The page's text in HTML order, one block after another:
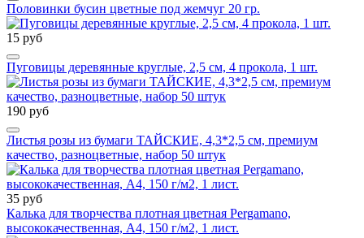
Половинки бусин цветные под жемчуг 20 гр.
15 руб
Пуговицы деревянные круглые, 2,5 см, 4 прокола, 1 шт.
190 руб
Листья розы из бумаги ТАЙСКИЕ, 4,3*2,5 см, премиум
качество, разноцветные, набор 50 штук
35 руб
Калька для творчества плотная цветная Pergamano,
высококачественная, А4, 150 г/м2, 1 лист.